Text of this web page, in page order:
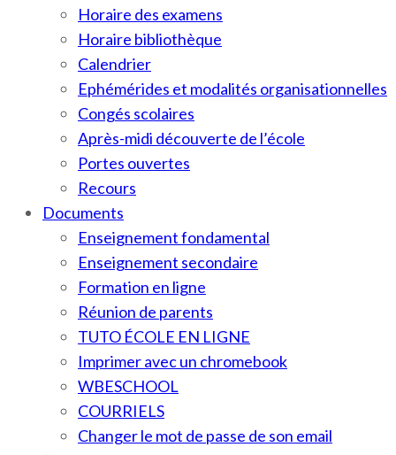
Horaire des examens
Horaire bibliothèque
Calendrier
Ephémérides et modalités organisationnelles
Congés scolaires
Après-midi découverte de l’école
Portes ouvertes
Recours
Documents
Enseignement fondamental
Enseignement secondaire
Formation en ligne
Réunion de parents
TUTO ÉCOLE EN LIGNE
Imprimer avec un chromebook
WBESCHOOL
COURRIELS
Changer le mot de passe de son email